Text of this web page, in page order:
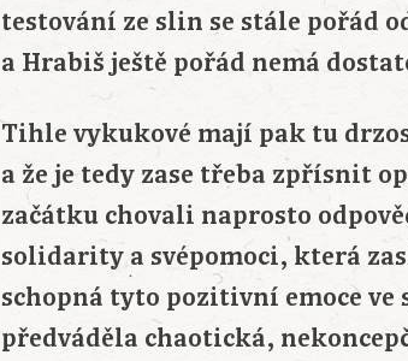
testování ze slin se stále pořád
a Hrabiš ještě pořád nemá
Tihle vykukové mají pak tu
a že je tedy zase třeba zpřísnit
začátku chovali naprosto
solidarity a svépomoci, která
schopná tyto pozitivní emoce
předváděla chaotická,